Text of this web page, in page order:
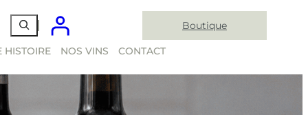
Boutique
HISTOIRE NOS VINS CONTACT